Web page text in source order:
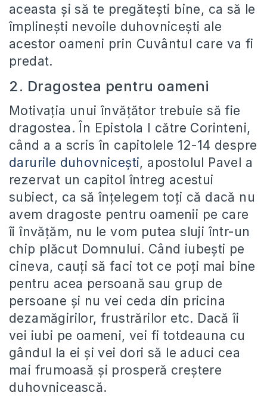
aceasta și să te pregătești bine, ca să le
împlinești nevoile duhovnicești ale
acestor oameni prin Cuvântul care va fi
predat.
2. Dragostea pentru oameni
Motivația unui învățător trebuie să fie
dragostea. În Epistola I către Corinteni,
când a a scris în capitolele 12-14 despre
darurile duhovnicești, apostolul Pavel a
rezervat un capitol întreg acestui
subiect, ca să înțelegem toți că dacă nu
avem dragoste pentru oamenii pe care
îi învățăm, nu le vom putea sluji într-un
chip plăcut Domnului. Când iubești pe
cineva, cauți să faci tot ce poți mai bine
pentru acea persoană sau grup de
persoane și nu vei ceda din pricina
dezamăgirilor, frustrărilor etc. Dacă îi
vei iubi pe oameni, vei fi totdeauna cu
gândul la ei și vei dori să le aduci cea
mai frumoasă și prosperă creștere
duhovnicească.